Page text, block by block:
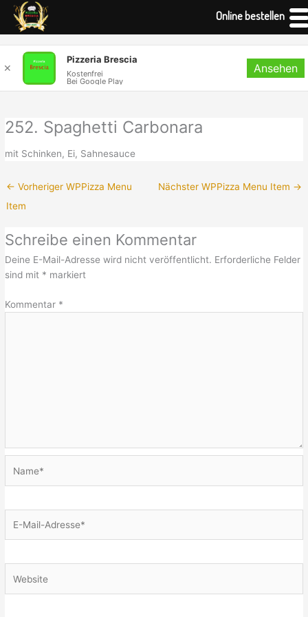
Inhalt
springen
252. Spaghetti Carbonara
mit Schinken, Ei, Sahnesauce
← Vorheriger WPPizza Menu
Item
Nächster WPPizza Menu Item →
Schreibe einen Kommentar
Deine E-Mail-Adresse wird nicht veröffentlicht. Erforderliche Felder
sind mit * markiert
Kommentar *
Mail-
Online bestellen
✕
Pizzeria Brescia
Kostenfrei
Bei Google Play
Ansehen